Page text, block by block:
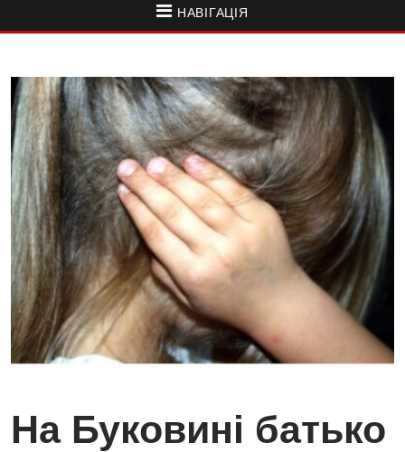
НАВІГАЦІЯ
На Буковині батько